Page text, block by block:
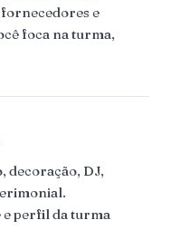
e
foca na turma,
decoração, DJ,
e perfil da turma